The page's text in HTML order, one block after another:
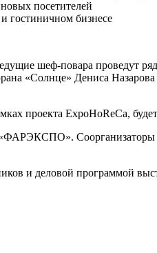
посетителей
гостиничном бизнесе
шеф-повара проведут
«Солнце» Дениса
проекта ExpoHoReCa,
Соорганизаторы
и деловой программой